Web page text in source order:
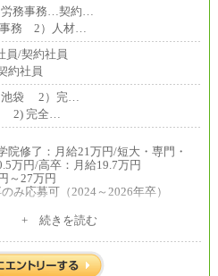
労務事務…契約…
事務 2）人材…
員/契約社員
約社員
池袋 2）完…
2) 完全…
院修了：月給21万円/短大・専門・
万円/高卒：月給19.7万円
～27万円
み応募可（2024～2026年卒）
～25万円
+ 続きを読む